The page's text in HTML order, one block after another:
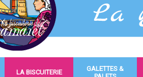
LA BISCUITERIE
GALETTES &